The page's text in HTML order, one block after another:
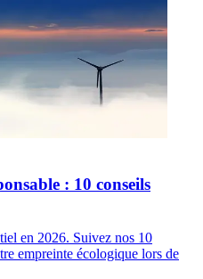
: 10 conseils
en 2026. Suivez nos 10
empreinte écologique lors de